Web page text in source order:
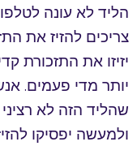
הליד לא עונה
צריכים להזיז את
יזיזו את התזכורת
יותר מדי פעמים.
שהליד הזה לא
ולמעשה יפסיקו